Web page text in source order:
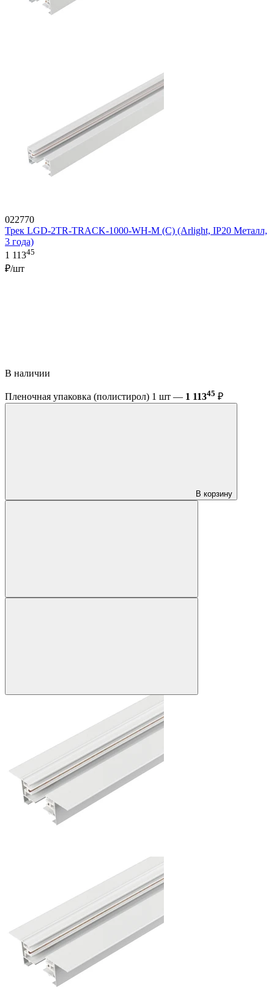
022770
Трек LGD-2TR-TRACK-1000-WH-M (C) (Arlight, IP20 Металл,
3 года)
1 11345
₽/шт
В наличии
Пленочная упаковка (полистирол) 1 шт — 1 11345 ₽
В корзину